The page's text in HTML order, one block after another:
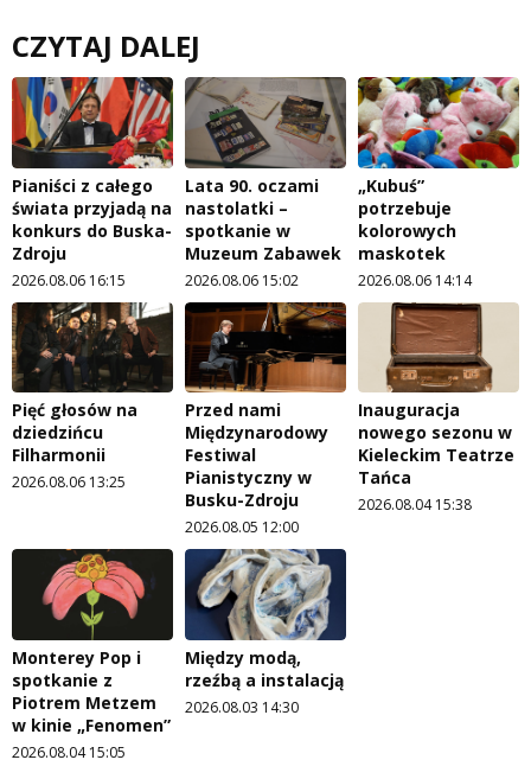
CZYTAJ DALEJ
Pianiści z całego
świata przyjadą na
konkurs do Buska-
Zdroju
2026.08.06 16:15
Lata 90. oczami
nastolatki –
spotkanie w
Muzeum Zabawek
2026.08.06 15:02
„Kubuś”
potrzebuje
kolorowych
maskotek
2026.08.06 14:14
Pięć głosów na
dziedzińcu
Filharmonii
2026.08.06 13:25
Przed nami
Międzynarodowy
Festiwal
Pianistyczny w
Busku-Zdroju
2026.08.05 12:00
Inauguracja
nowego sezonu w
Kieleckim Teatrze
Tańca
2026.08.04 15:38
Monterey Pop i
spotkanie z
Piotrem Metzem
w kinie „Fenomen”
2026.08.04 15:05
Między modą,
rzeźbą a instalacją
2026.08.03 14:30